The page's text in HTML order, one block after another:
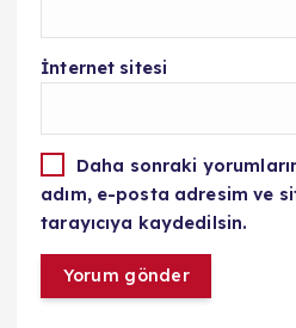
İnternet sitesi
Daha sonraki
adım, e-posta adresim ve
tarayıcıya kaydedilsin.